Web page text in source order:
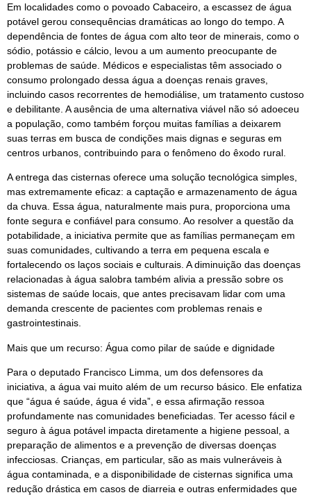
Em localidades como o povoado Cabaceiro, a escassez de água
potável gerou consequências dramáticas ao longo do tempo. A
dependência de fontes de água com alto teor de minerais, como o
sódio, potássio e cálcio, levou a um aumento preocupante de
problemas de saúde. Médicos e especialistas têm associado o
consumo prolongado dessa água a doenças renais graves,
incluindo casos recorrentes de hemodiálise, um tratamento custoso
e debilitante. A ausência de uma alternativa viável não só adoeceu
a população, como também forçou muitas famílias a deixarem
suas terras em busca de condições mais dignas e seguras em
centros urbanos, contribuindo para o fenômeno do êxodo rural.
A entrega das cisternas oferece uma solução tecnológica simples,
mas extremamente eficaz: a captação e armazenamento de água
da chuva. Essa água, naturalmente mais pura, proporciona uma
fonte segura e confiável para consumo. Ao resolver a questão da
potabilidade, a iniciativa permite que as famílias permaneçam em
suas comunidades, cultivando a terra em pequena escala e
fortalecendo os laços sociais e culturais. A diminuição das doenças
relacionadas à água salobra também alivia a pressão sobre os
sistemas de saúde locais, que antes precisavam lidar com uma
demanda crescente de pacientes com problemas renais e
gastrointestinais.
Mais que um recurso: Água como pilar de saúde e dignidade
Para o deputado Francisco Limma, um dos defensores da
iniciativa, a água vai muito além de um recurso básico. Ele enfatiza
que “água é saúde, água é vida”, e essa afirmação ressoa
profundamente nas comunidades beneficiadas. Ter acesso fácil e
seguro à água potável impacta diretamente a higiene pessoal, a
preparação de alimentos e a prevenção de diversas doenças
infecciosas. Crianças, em particular, são as mais vulneráveis à
água contaminada, e a disponibilidade de cisternas significa uma
redução drástica em casos de diarreia e outras enfermidades que